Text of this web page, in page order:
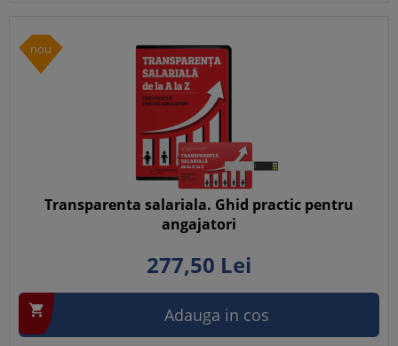
nou
Transparenta salariala. Ghid practic pentru
angajatori
277,50 Lei
 Adauga in cos